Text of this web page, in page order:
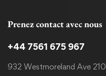
Prenez contact avec nous
+44 7561 675 967
932 Westmoreland Ave 210